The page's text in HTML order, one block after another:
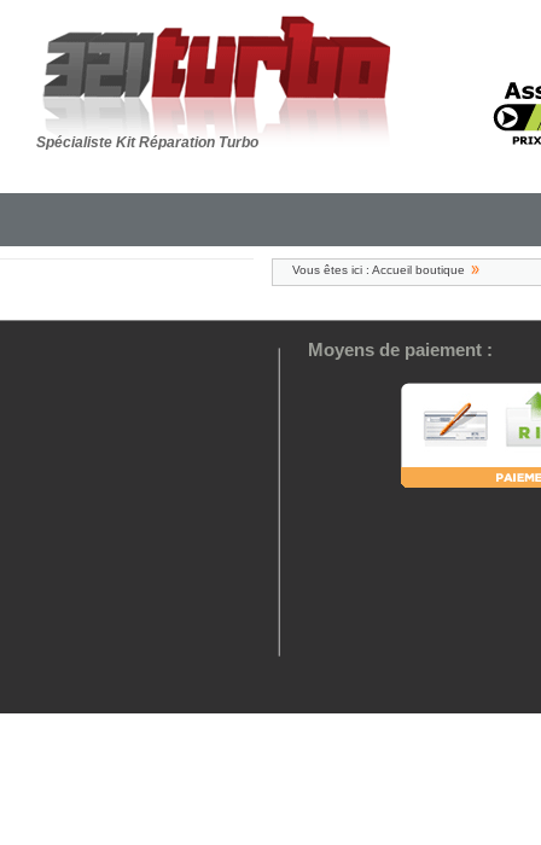
Spécialiste Kit Réparation Turbo
Vous êtes ici : Accueil boutique
Moyens de paiement :